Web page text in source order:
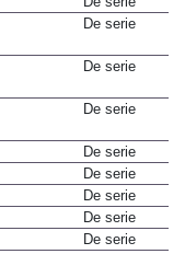
De serie
De serie
De serie
De serie
De serie
De serie
De serie
De serie